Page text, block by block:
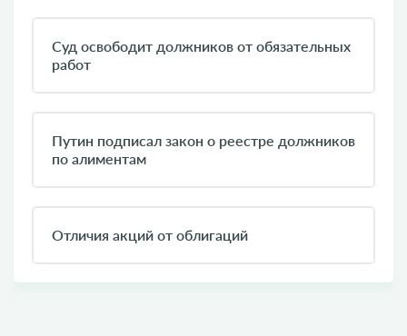
Суд освободит должников от обязательных
работ
Путин подписал закон о реестре должников
по алиментам
Отличия акций от облигаций